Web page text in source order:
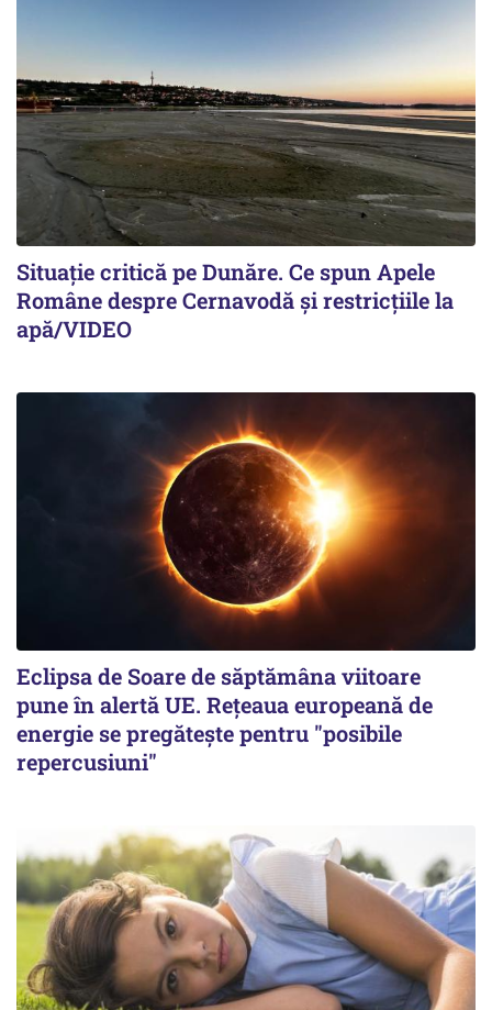
Situație critică pe Dunăre. Ce spun Apele
Române despre Cernavodă și restricțiile la
apă/VIDEO
Eclipsa de Soare de săptămâna viitoare
pune în alertă UE. Rețeaua europeană de
energie se pregătește pentru "posibile
repercusiuni"